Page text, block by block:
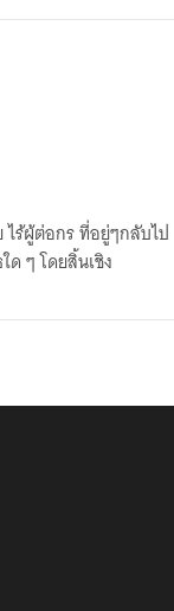
อยู่ๆกลับไป
ด ๆ โดยสิ้นเชิง